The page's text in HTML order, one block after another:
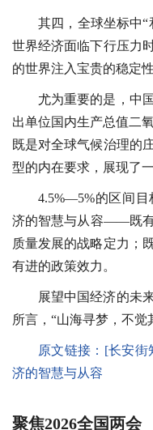
其四，全球坐标中
世界经济面临下行压力
的世界注入宝贵的稳定性
尤为重要的是，中
出单位国内生产总值二
既是对全球气候治理的
型的内在要求，展现了
4.5%—5%的区间
济的智慧与从容——既
质量发展的战略定力；
有进的政策效力。
展望中国经济的未
所言，“山海寻梦，不
原文链接： [长安街
济的智慧与从容
聚焦2026全国两会